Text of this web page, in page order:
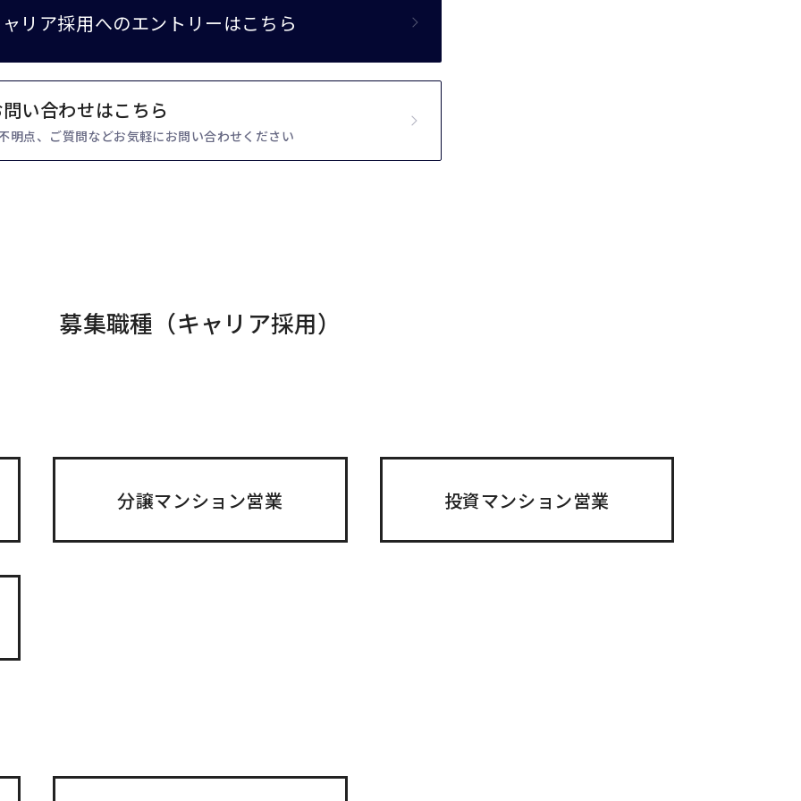
リア採用へのエントリーはこちら
い合わせはこちら
明点、ご質問などお気軽にお問い合わせください
募集職種（キャリア採用）
分譲マンション営業 投資マンション営業